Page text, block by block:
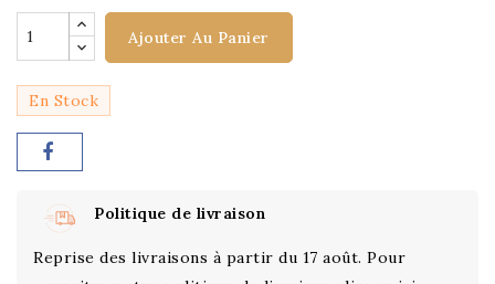
Ajouter Au Panier
En Stock
Politique de livraison
Reprise des livraisons à partir du 17 août. Pour